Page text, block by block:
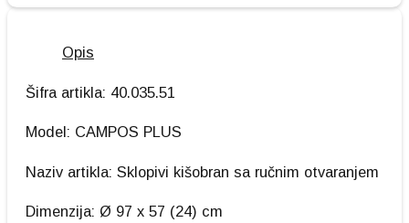
Opis
Šifra artikla: 40.035.51
Model: CAMPOS PLUS
Naziv artikla: Sklopivi kišobran sa ručnim otvaranjem
Dimenzija: Ø 97 x 57 (24) cm